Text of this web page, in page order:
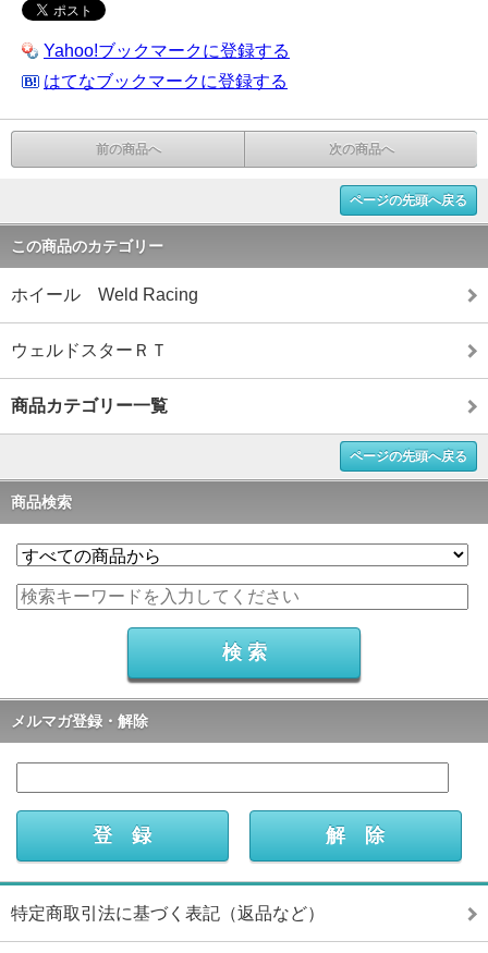
Yahoo!ブックマークに登録する
はてなブックマークに登録する
前の商品へ 次の商品へ
ページの先頭へ戻る
この商品のカテゴリー
ホイール Weld Racing
ウェルドスターＲＴ
商品カテゴリー一覧
ページの先頭へ戻る
商品検索
メルマガ登録・解除
特定商取引法に基づく表記（返品など）